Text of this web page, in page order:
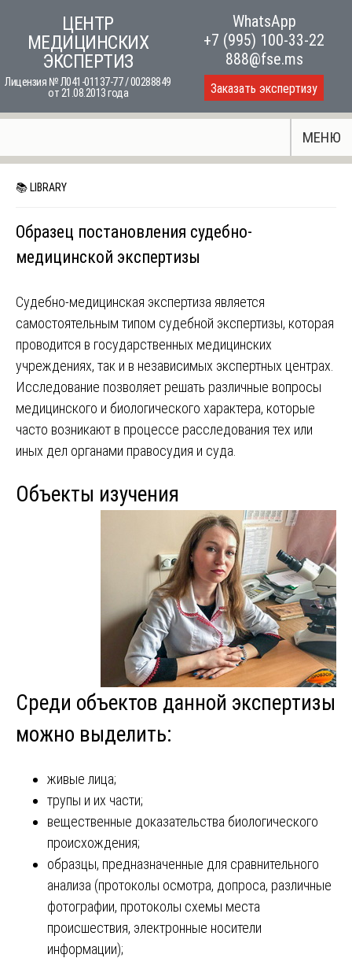
content
ЦЕНТР
МЕДИЦИНСКИХ
ЭКСПЕРТИЗ
Лицензия № Л041-01137-77 / 00288849
от 21.08.2013 года
WhatsApp
+7 (995) 100-33-22
888@fse.ms
Заказать экспертизу
МЕНЮ
📚 LIBRARY
Образец постановления судебно-
медицинской экспертизы
Судебно-медицинская экспертиза является
самостоятельным типом судебной экспертизы, которая
проводится в государственных медицинских
учреждениях, так и в независимых экспертных центрах.
Исследование позволяет решать различные вопросы
медицинского и биологического характера, которые
часто возникают в процессе расследования тех или
иных дел органами правосудия и суда.
Объекты изучения
Среди объектов данной экспертизы
можно выделить:
живые лица;
трупы и их части;
вещественные доказательства биологического
происхождения;
образцы, предназначенные для сравнительного
анализа (протоколы осмотра, допроса, различные
фотографии, протоколы схемы места
происшествия, электронные носители
информации);